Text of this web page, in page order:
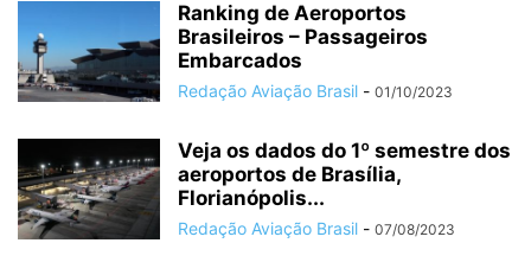
Ranking de Aeroportos
Brasileiros – Passageiros
Embarcados
Redação Aviação Brasil - 01/10/2023
Veja os dados do 1º semestre dos
aeroportos de Brasília,
Florianópolis...
Redação Aviação Brasil - 07/08/2023